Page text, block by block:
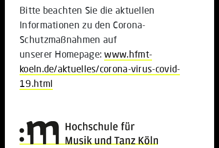
Bitte beachten Sie die aktuellen
Informationen zu den Corona-
Schutzmaßnahmen auf
unserer Homepage:www.hfmt-
koeln.de/aktuelles/corona-virus-covid-
19.html